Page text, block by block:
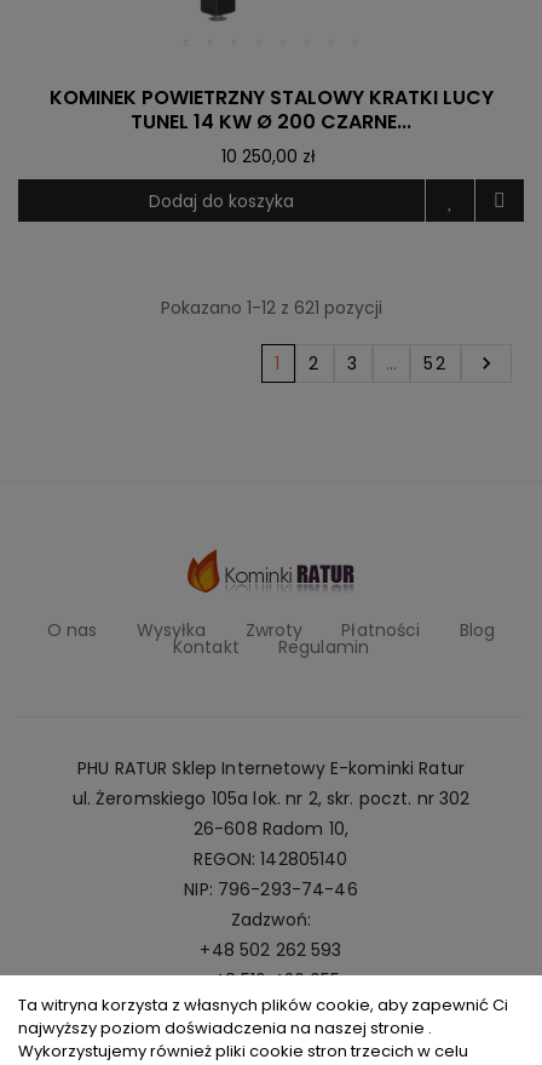
KOMINEK POWIETRZNY STALOWY KRATKI LUCY
TUNEL 14 KW Ø 200 CZARNE...
10 250,00 zł
Dodaj do koszyka
Pokazano 1-12 z 621 pozycji
1 2 3 … 52 
O nas Wysyłka Zwroty Płatności Blog
Kontakt Regulamin
PHU RATUR Sklep Internetowy E-kominki Ratur
ul. Żeromskiego 105a lok. nr 2, skr. poczt. nr 302
26-608 Radom 10,
REGON: 142805140
NIP: 796-293-74-46
Zadzwoń:
+48 502 262 593
+48 516 420 055
Napisz:
kominki@ratur.pl
Ta witryna korzysta z własnych plików cookie, aby zapewnić Ci
najwyższy poziom doświadczenia na naszej stronie .
Wykorzystujemy również pliki cookie stron trzecich w celu